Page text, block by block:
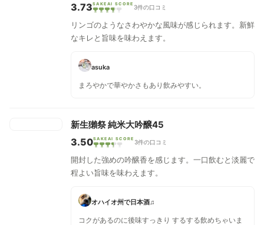
こちらの方が口の中全体に広がるまろやかさがあり
3.73SAKEAI SCORE 3件の口コミ
リンゴのようなさわやかな風味が感じられます。新鮮
なキレと旨味を味わえます。
asuka
まろやかで華やかさもあり飲みやすい。
新生獺祭 純米大吟醸45
3.50SAKEAI SCORE 3件の口コミ
開封した強めの吟醸香を感じます。一口飲むと淡麗で
程よい旨味を味わえます。
オハイオ州で日本酒♫
コクがあるのに後味すっきり するする飲めちゃいま